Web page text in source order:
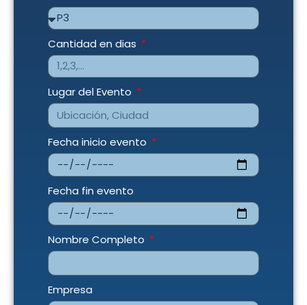
Cantidad en dias
Lugar del Evento
Fecha inicio evento
Fecha fin evento
Nombre Completo
Empresa